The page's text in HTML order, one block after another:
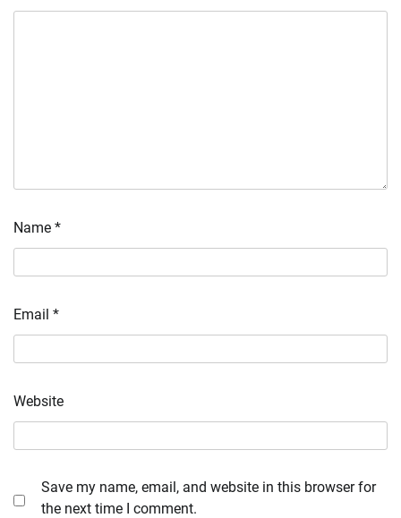
Name *
Email *
Website
Save my name, email, and website in this browser for
the next time I comment.